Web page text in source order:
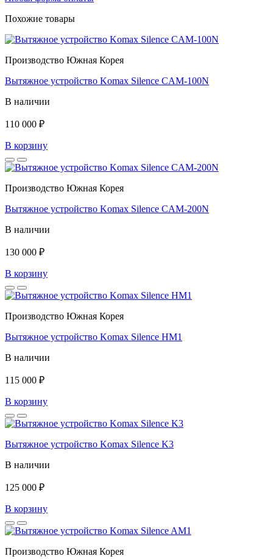
Похожие товары
Производство Южная Корея
Вытяжное устройство Komax Silence CAM-100N
В наличии
110 000 ₽
В корзину
Производство Южная Корея
Вытяжное устройство Komax Silence CAM-200N
В наличии
130 000 ₽
В корзину
Производство Южная Корея
Вытяжное устройство Komax Silence HM1
В наличии
115 000 ₽
В корзину
Вытяжное устройство Komax Silence K3
В наличии
125 000 ₽
В корзину
Производство Южная Корея